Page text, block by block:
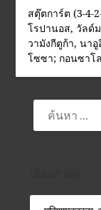
สตุ๊ตการ์ต (3-4-
โรปานอส, วัลด์
วามังกีตูก้า, นา
โซซา; กอนซาโ
ค้นหา
สำหรับ: